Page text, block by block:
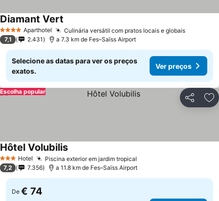
4 EstrelasAparthotel Culinária versátil com pratos locais e globaisVer
Diamant Vert
7,1 2.431 a 7.3 km de Fes–Saïss Airport
Selecione as datas para ver os preços
exatos.
Ver preços
Partilhar
Escolha popular
3 EstrelasHotel Piscina exterior em jardim tropical
Hôtel VolubilisVer preços
7,2 7.356 a 11.8 km de Fes–Saïss Airport
De € 74